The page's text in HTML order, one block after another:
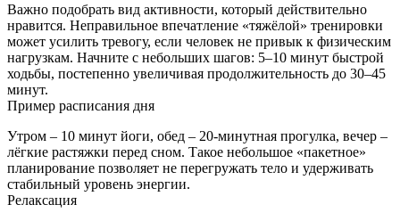
Важно подобрать вид активности, который действительно
нравится. Неправильное впечатление «тяжёлой» тренировки
может усилить тревогу, если человек не привык к физическим
нагрузкам. Начните с небольших шагов: 5–10 минут быстрой
ходьбы, постепенно увеличивая продолжительность до 30–45
минут.
Пример расписания дня
Утром – 10 минут йоги, обед – 20‑минутная прогулка, вечер –
лёгкие растяжки перед сном. Такое небольшое «пакетное»
планирование позволяет не перегружать тело и удерживать
стабильный уровень энергии.
Релаксация